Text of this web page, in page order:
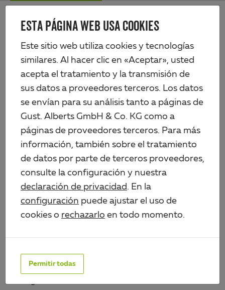
ESTA PÁGINA WEB USA COOKIES
Este sitio web utiliza cookies y tecnologías
similares. Al hacer clic en «Aceptar», usted
acepta el tratamiento y la transmisión de
sus datos a proveedores terceros. Los datos
se envían para su análisis tanto a páginas de
Gust. Alberts GmbH & Co. KG como a
páginas de proveedores terceros. Para más
información, también sobre el tratamiento
de datos por parte de terceros proveedores,
consulte la configuración y nuestra
declaración de privacidad. En la
configuración puede ajustar el uso de
cookies o rechazarlo en todo momento.
Permitir todas
Skip
content
Alberts
SURTIDO DE HERRAJES PARA
BAÚLES
Filter
16 CATEGORIES
All Categories
Cerrojo para candado con maneta plana, negro
Surtido de cerrojos
Ovado
Escuadras y platinas de ensamblaje